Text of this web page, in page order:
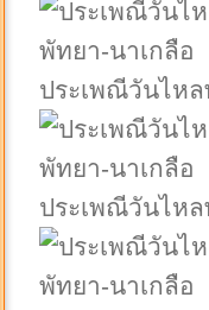
ประเพณีวันไห
ประเพณีวันไห